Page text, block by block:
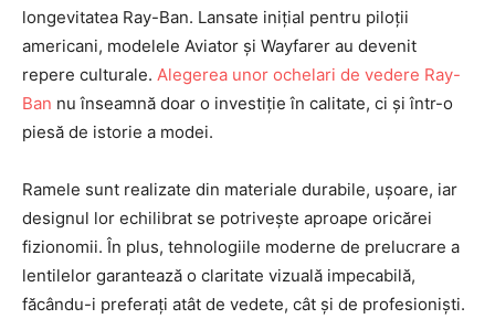
longevitatea Ray-Ban. Lansate inițial pentru piloții
americani, modelele Aviator și Wayfarer au devenit
repere culturale. Alegerea unor ochelari de vedere Ray-
Ban nu înseamnă doar o investiție în calitate, ci și într-o
piesă de istorie a modei.
Ramele sunt realizate din materiale durabile, ușoare, iar
designul lor echilibrat se potrivește aproape oricărei
fizionomii. În plus, tehnologiile moderne de prelucrare a
lentilelor garantează o claritate vizuală impecabilă,
făcându-i preferați atât de vedete, cât și de profesioniști.